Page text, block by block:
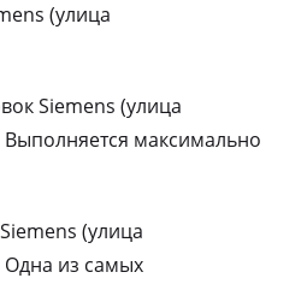
(улица
Siemens (улица
Выполняется максимально
(улица
Одна из самых